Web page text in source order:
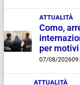
ATTUALITÀ
Como,
per
07/08/2026
ATTUALITÀ